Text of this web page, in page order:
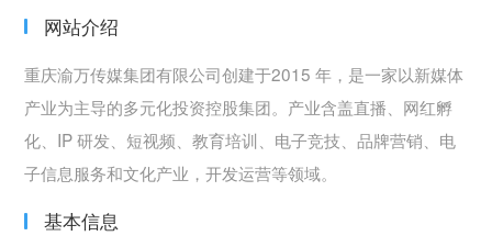
网站介绍
重庆渝万传媒集团有限公司创建于2015 年，是一家以新媒体
产业为主导的多元化投资控股集团。产业含盖直播、网红孵
化、IP 研发、短视频、教育培训、电子竞技、品牌营销、电
子信息服务和文化产业，开发运营等领域。
基本信息